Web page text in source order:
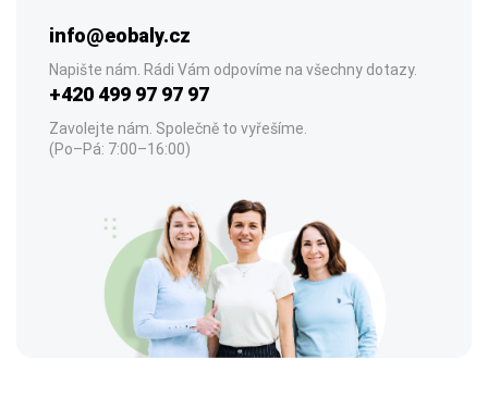
info@eobaly.cz
Napište nám. Rádi Vám odpovíme na všechny dotazy.
+420 499 97 97 97
Zavolejte nám. Společně to vyřešíme.
(Po–Pá: 7:00–16:00)